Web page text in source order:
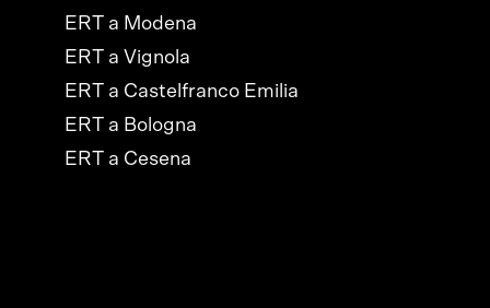
ERT a Modena
ERT a Vignola
ERT a Castelfranco Emilia
ERT a Bologna
ERT a Cesena